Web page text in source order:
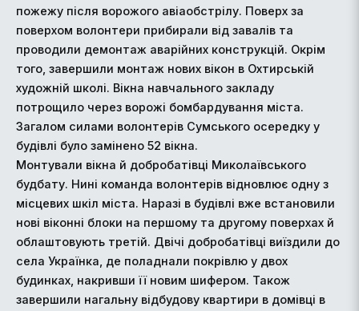
пожежу після ворожого авіаобстрілу. Поверх за
поверхом волонтери прибирали від завалів та
проводили демонтаж аварійних конструкцій. Окрім
того, завершили монтаж нових вікон в Охтирській
художній школі. Вікна навчального закладу
потрощило через ворожі бомбардування міста.
Загалом силами волонтерів Сумського осередку у
будівлі було замінено 52 вікна.
Монтували вікна й добробатівці Миколаївського
будбату. Нині команда волонтерів відновлює одну з
місцевих шкіл міста. Наразі в будівлі вже встановили
нові віконні блоки на першому та другому поверхах й
облаштовують третій. Двічі добробатівці виїздили до
села Українка, де поладнали покрівлю у двох
будинках, накривши її новим шифером. Також
завершили нагальну відбудову квартири в домівці в